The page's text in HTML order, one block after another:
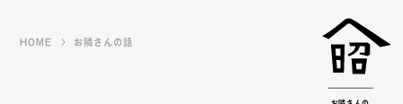
お隣さんの
HOME お隣さんの話